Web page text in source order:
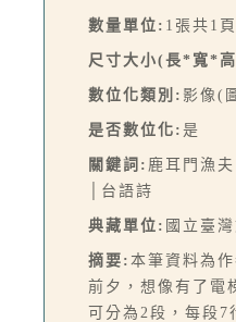
數量單位: 1張共1頁
尺寸大小(長*寬*
數位化類別: 影像(
是否數位化: 是
關鍵詞: 鹿耳門漁
│台語詩
典藏單位: 國立臺
摘要: 本筆資料為
前夕，想像有了電
可分為2段，每段7